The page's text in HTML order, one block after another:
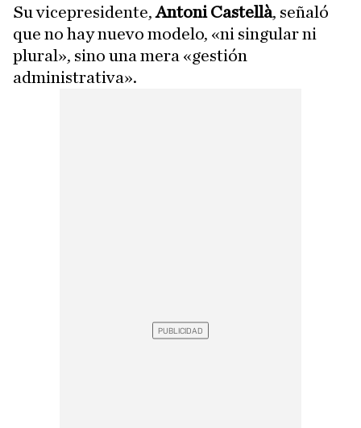
Su vicepresidente,Antoni Castellà, señaló
que no hay nuevo modelo, «ni singular ni
plural», sino una mera «gestión
administrativa».